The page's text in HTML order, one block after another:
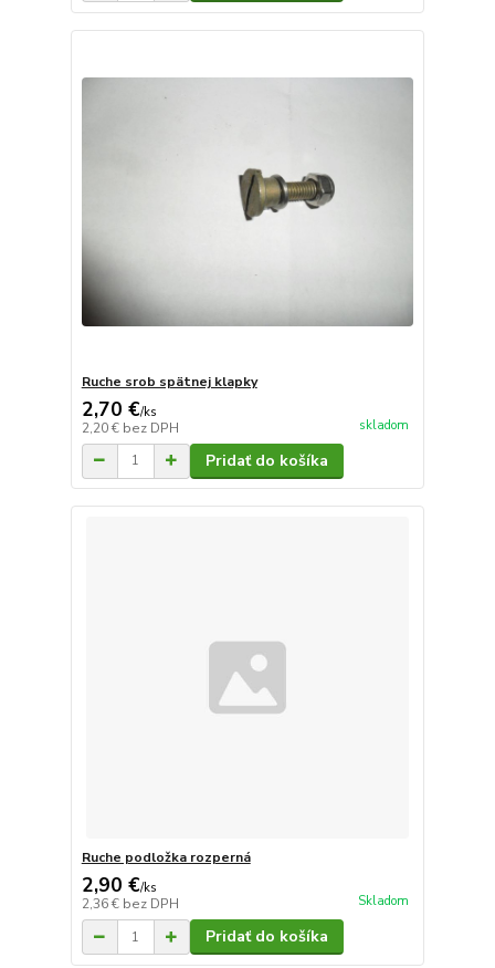
Ruche srob spätnej klapky
2,70 €/ks
2,20 € bez DPH skladom
Pridať do košíka
Ruche podložka rozperná
2,90 €/ks
2,36 € bez DPH Skladom
Pridať do košíka